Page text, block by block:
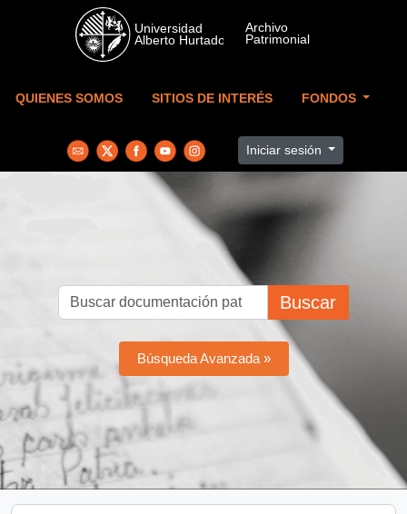
Skip to main content
QUIENES SOMOS SITIOS DE INTERÉS FONDOS
Iniciar sesión
Buscar
Búsqueda Avanzada »